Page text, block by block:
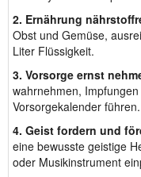
2. Ernährung
Obst und Gemüse,
Liter Flüssigkeit.
3. Vorsorge ernst
wahrnehmen,
Vorsorgekalender führen.
4. Geist fordern und
eine bewusste geistige
oder Musikinstrument